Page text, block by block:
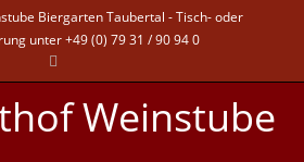
Biergarten Taubertal - Tisch- oder
unter +49 (0) 79 31 / 90 94 0
Weinstube